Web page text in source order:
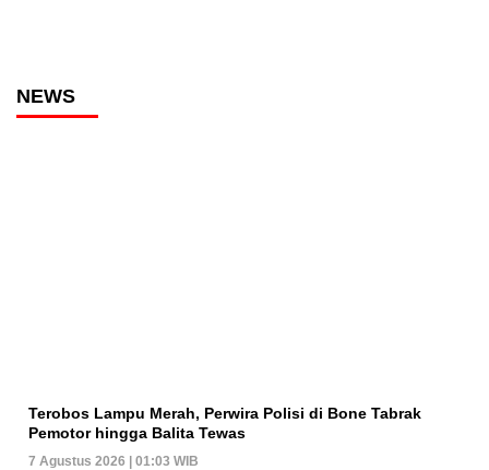
NEWS
Terobos Lampu Merah, Perwira Polisi di Bone Tabrak
Pemotor hingga Balita Tewas
7 Agustus 2026 | 01:03 WIB